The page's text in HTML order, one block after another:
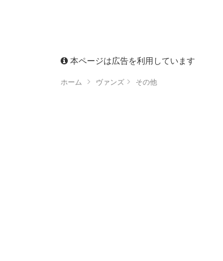
本ページは広告を利用しています
ホーム ヴァンズ その他